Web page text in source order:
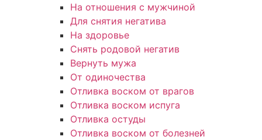
На отношения с мужчиной
Для снятия негатива
На здоровье
Снять родовой негатив
Вернуть мужа
От одиночества
Отливка воском от врагов
Отливка воском испуга
Отливка остуды
Отливка воском от болезней